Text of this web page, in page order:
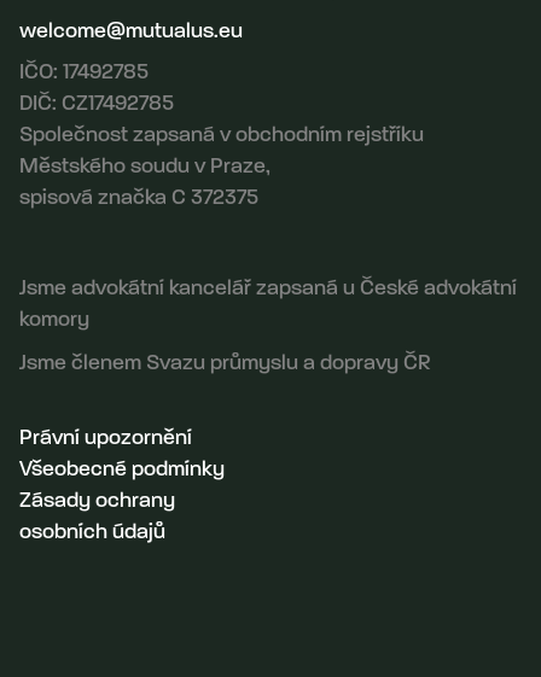
welcome@mutualus.eu
IČO: 17492785
DIČ: CZ17492785
Společnost zapsaná v obchodním rejstříku
Městského soudu v Praze,
spisová značka C 372375
Jsme advokátní kancelář zapsaná u České advokátní
komory
Jsme členem Svazu průmyslu a dopravy ČR
Právní upozornění
Všeobecné podmínky
Zásady ochrany
osobních údajů